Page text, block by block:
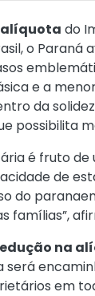
do
o
e a
da
possibilita
é fruto
de
do
famílias”,
na
será
em